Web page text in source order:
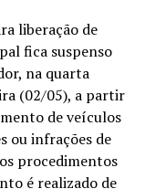
liberação de
fica suspenso
na quarta
(02/05), a partir
de veículos
ou infrações de
procedimentos
é realizado de